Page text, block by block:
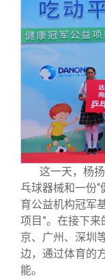
这一天，杨
乓球器械和一份
育公益机构冠军
项目”。在接下
京、广州、深圳
边，通过体育的
能。